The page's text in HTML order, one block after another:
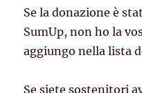
Se la donazione è
SumUp, non ho la
aggiungo nella lista
Se siete sostenitori